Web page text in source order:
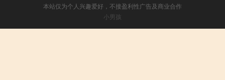
本站仅为个人兴趣爱好，不接盈利性广告及商业合作
小男孩